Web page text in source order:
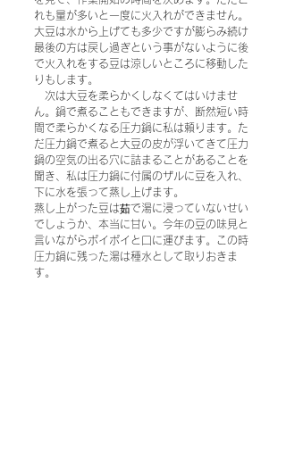
れも量が多いと一度に火入れができません。
大豆は水から上げても多少ですが膨らみ続け
最後の方は戻し過ぎという事がないように後
で火入れをする豆は涼しいところに移動した
りもします。
次は大豆を柔らかくしなくてはいけませ
ん。鍋で煮ることもできますが、断然短い時
間で柔らかくなる圧力鍋に私は頼ります。た
だ圧力鍋で煮ると大豆の皮が浮いてきて圧力
鍋の空気の出る穴に詰まることがあることを
聞き、私は圧力鍋に付属のザルに豆を入れ、
下に水を張って蒸し上げます。
蒸し上がった豆は茹で湯に浸っていないせい
でしょうか、本当に甘い。今年の豆の味見と
言いながらポイポイと口に運びます。この時
圧力鍋に残った湯は種水として取りおきま
す。